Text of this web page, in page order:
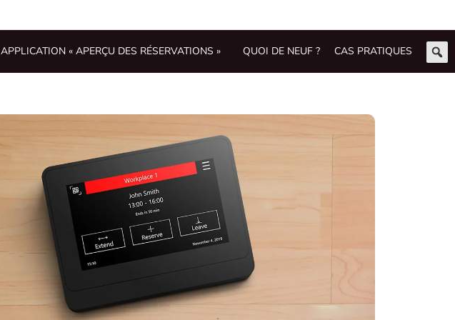
CAS PRATIQUES
QUOI DE NEUF ?
APPLICATION « APERÇU DES RÉSERVATIONS »